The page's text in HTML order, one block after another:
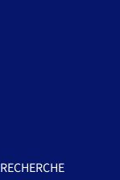
RECHERCHE